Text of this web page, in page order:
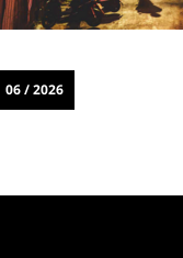
06 / 2026